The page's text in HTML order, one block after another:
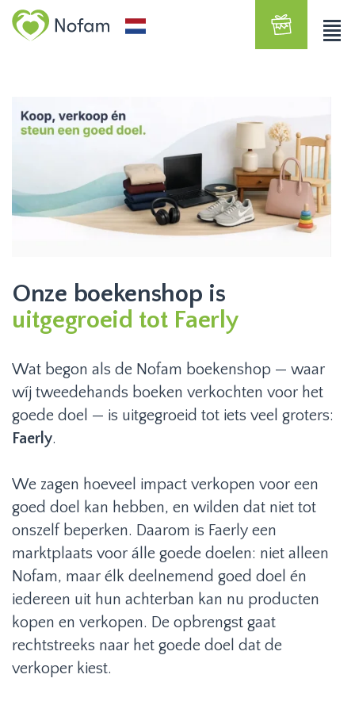
Onze boekenshop is
uitgegroeid tot Faerly
Wat begon als de Nofam boekenshop — waar
wíj tweedehands boeken verkochten voor het
goede doel — is uitgegroeid tot iets veel groters:
Faerly.
We zagen hoeveel impact verkopen voor een
goed doel kan hebben, en wilden dat niet tot
onszelf beperken. Daarom is Faerly een
marktplaats voor álle goede doelen: niet alleen
Nofam, maar élk deelnemend goed doel én
iedereen uit hun achterban kan nu producten
kopen en verkopen. De opbrengst gaat
rechtstreeks naar het goede doel dat de
verkoper kiest.